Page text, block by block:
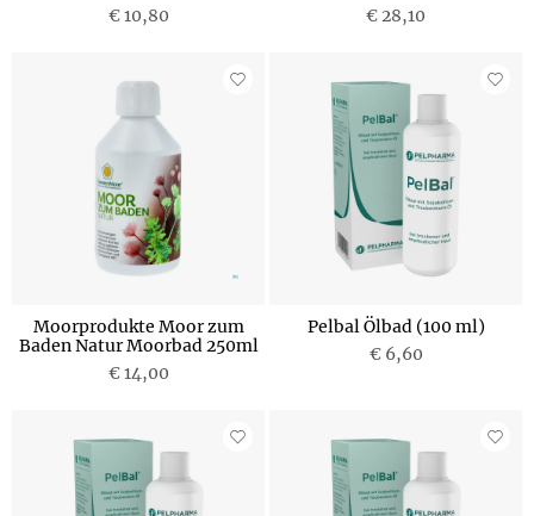
€ 10,80
€ 28,10
Moorprodukte Moor zum
Baden Natur Moorbad 250ml
€ 14,00
Pelbal Ölbad (100 ml)
€ 6,60